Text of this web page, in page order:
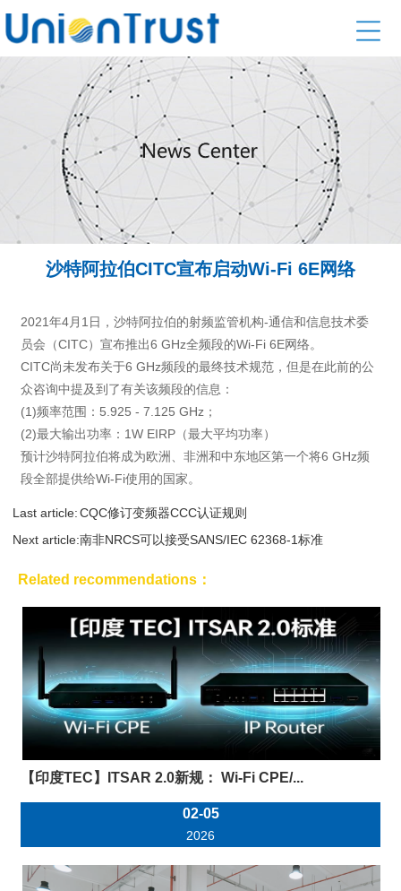
沙特阿拉伯CITC宣布启动Wi-Fi 6E网络
2021年4月1日，沙特阿拉伯的射频监管机构-通信和信息技术委
员会（CITC）宣布推出6 GHz全频段的Wi-Fi 6E网络。
CITC尚未发布关于6 GHz频段的最终技术规范，但是在此前的公
众咨询中提及到了有关该频段的信息：
(1)频率范围：5.925 - 7.125 GHz；
(2)最大输出功率：1W EIRP（最大平均功率）
预计沙特阿拉伯将成为欧洲、非洲和中东地区第一个将6 GHz频
段全部提供给Wi-Fi使用的国家。
Last article: CQC修订变频器CCC认证规则
Next article:南非NRCS可以接受SANS/IEC 62368-1标准
Related recommendations：
【印度TEC】ITSAR 2.0新规： Wi-Fi CPE/...
02-05
2026